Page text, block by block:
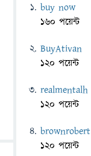
buy now
160 পয়েন্ট
BuyAtivan
120 পয়েন্ট
realmentalh
120 পয়েন্ট
brownrobert
120 পয়েন্ট